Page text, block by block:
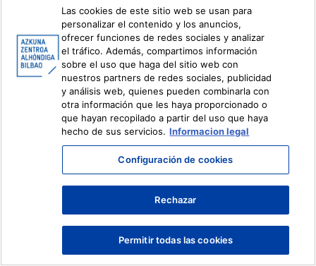
Ivoox
Información legal Sistema Interno de Información
Las cookies de este sitio web se usan para
personalizar el contenido y los anuncios,
ofrecer funciones de redes sociales y analizar
el tráfico. Además, compartimos información
sobre el uso que haga del sitio web con
nuestros partners de redes sociales, publicidad
y análisis web, quienes pueden combinarla con
otra información que les haya proporcionado o
que hayan recopilado a partir del uso que haya
hecho de sus servicios. Informacion legal
Configuración de cookies
Rechazar
Permitir todas las cookies